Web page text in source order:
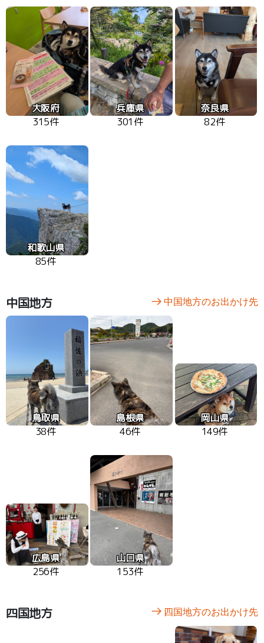
大阪府
315件
兵庫県
301件
奈良県
82件
和歌山県
85件
中国地方 中国地方のお出かけ先
鳥取県
38件
島根県
46件
岡山県
149件
広島県
256件
山口県
153件
四国地方 四国地方のお出かけ先